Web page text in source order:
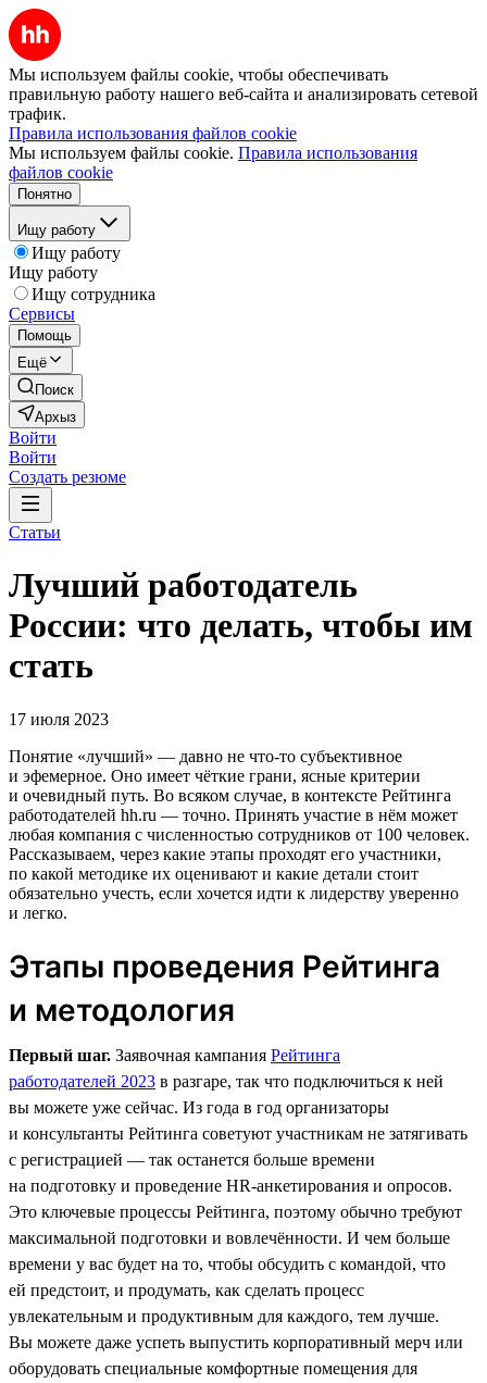
Мы используем файлы cookie, чтобы обеспечивать
правильную работу нашего веб-сайта и анализировать сетевой
трафик.
Правила использования файлов cookie
Мы используем файлы cookie. Правила использования
файлов cookie
Понятно
Ищу работу
Ищу работу
Ищу работу
Ищу сотрудника
Сервисы
Помощь
Ещё
Поиск
Архыз
Войти
Войти
Создать резюме
Статьи
Лучший работодатель
России: что делать, чтобы им
стать
17 июля 2023
Понятие «лучший» — давно не что-то субъективное
и эфемерное. Оно имеет чёткие грани, ясные критерии
и очевидный путь. Во всяком случае, в контексте Рейтинга
работодателей hh.ru — точно. Принять участие в нём может
любая компания с численностью сотрудников от 100 человек.
Рассказываем, через какие этапы проходят его участники,
по какой методике их оценивают и какие детали стоит
обязательно учесть, если хочется идти к лидерству уверенно
и легко.
Этапы проведения Рейтинга
и методология
Первый шаг. Заявочная кампания Рейтинга
работодателей 2023 в разгаре, так что подключиться к ней
вы можете уже сейчас. Из года в год организаторы
и консультанты Рейтинга советуют участникам не затягивать
с регистрацией — так останется больше времени
на подготовку и проведение HR-анкетирования и опросов.
Это ключевые процессы Рейтинга, поэтому обычно требуют
максимальной подготовки и вовлечённости. И чем больше
времени у вас будет на то, чтобы обсудить с командой, что
ей предстоит, и продумать, как сделать процесс
увлекательным и продуктивным для каждого, тем лучше.
Вы можете даже успеть выпустить корпоративный мерч или
оборудовать специальные комфортные помещения для